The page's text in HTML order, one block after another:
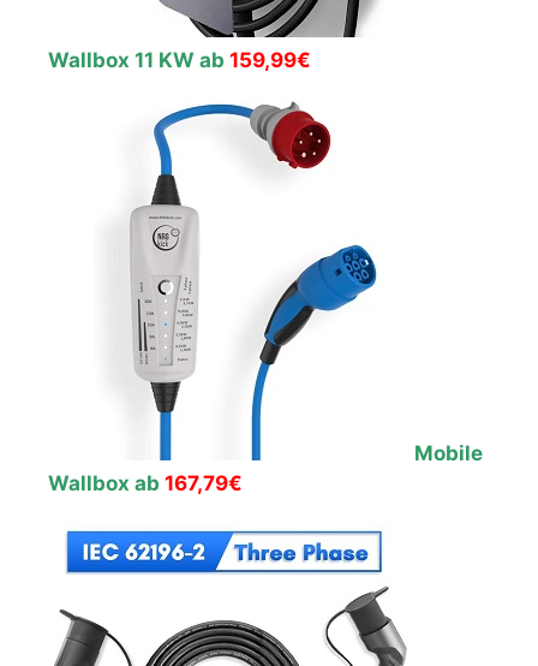
Wallbox 11 KW ab 159,99€
Mobile
Wallbox ab 167,79€